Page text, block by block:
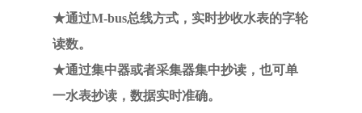
★通过M-bus总线方式，实时抄收水表的字轮
读数。
★通过集中器或者采集器集中抄读，也可单
一水表抄读，数据实时准确。